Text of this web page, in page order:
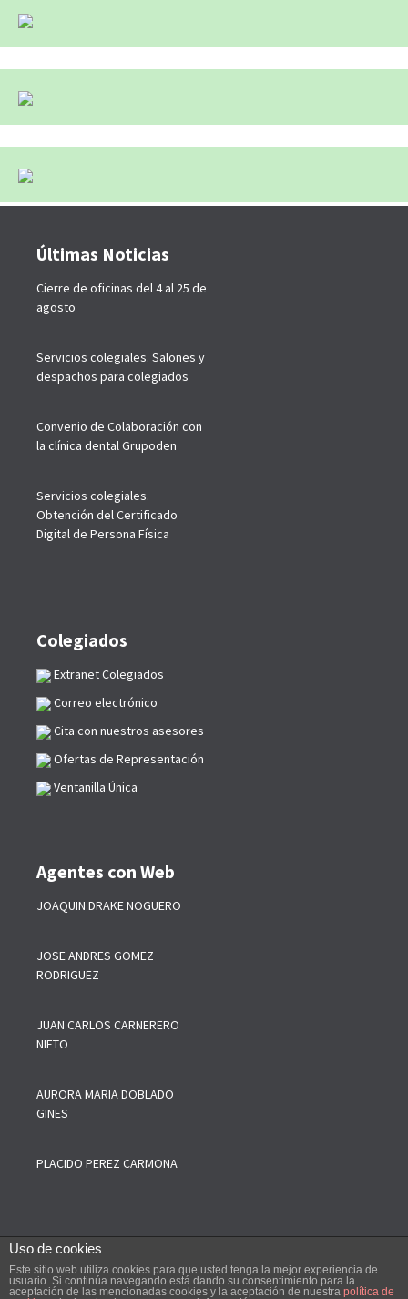
Últimas Noticias
Cierre de oficinas del 4 al 25 de
agosto
Servicios colegiales. Salones y
despachos para colegiados
Convenio de Colaboración con
la clínica dental Grupoden
Servicios colegiales.
Obtención del Certificado
Digital de Persona Física
Colegiados
Extranet Colegiados
Correo electrónico
Cita con nuestros asesores
Ofertas de Representación
Ventanilla Única
Agentes con Web
JOAQUIN DRAKE NOGUERO
JOSE ANDRES GOMEZ
RODRIGUEZ
JUAN CARLOS CARNERERO
NIETO
AURORA MARIA DOBLADO
GINES
PLACIDO PEREZ CARMONA
--------COPYRIGHT © 2019 Colegio Oficial de Agentes Comerciales de
Sevilla y Provincia, Todos los Derechos de esta web están
Uso de cookies
Este sitio web utiliza cookies para que usted tenga la mejor experiencia de
usuario. Si continúa navegando está dando su consentimiento para la
aceptación de las mencionadas cookies y la aceptación de nuestra política de